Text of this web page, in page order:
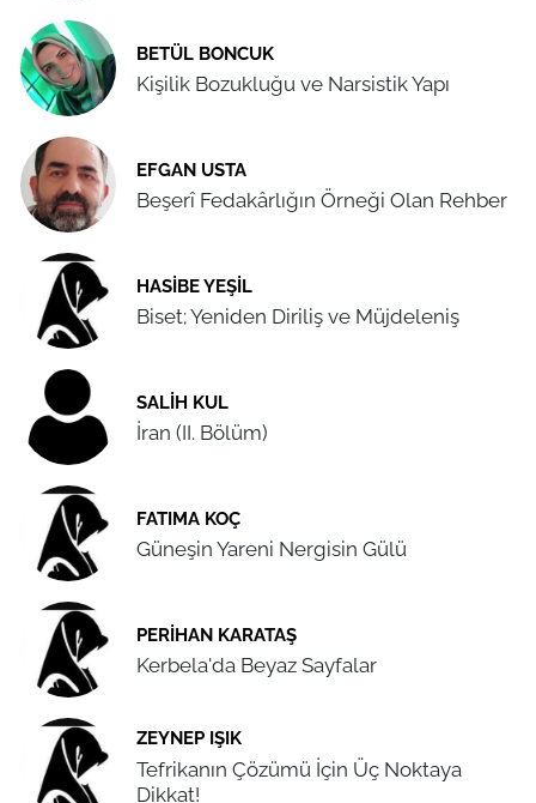
BETÜL BONCUK
Kişilik Bozukluğu ve Narsistik Yapı
EFGAN USTA
Beşerî Fedakârlığın Örneği Olan Rehber
HASIBE YEŞIL
Biset; Yeniden Diriliş ve Müjdeleniş
SALIH KUL
İran (II. Bölüm)
FATIMA KOÇ
Güneşin Yareni Nergisin Gülü
PERIHAN KARATAŞ
Kerbela'da Beyaz Sayfalar
ZEYNEP IŞIK
Tefrikanın Çözümü İçin Üç Noktaya
Dikkat!